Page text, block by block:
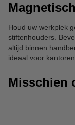
Houd uw werkplek
stiftenhouders.
altijd binnen
ideaal voor
Misschien